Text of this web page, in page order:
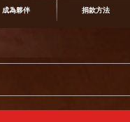
成為夥伴 捐款方法